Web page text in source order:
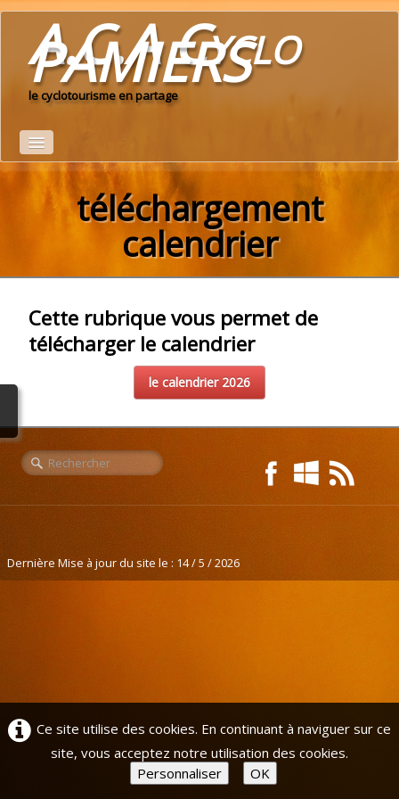
A.C.A Cyclo
PAMIERS
le cyclotourisme en partage
Accueil
Idées de parcours
Espace adhérents▼
Liens
L'Europe de Michel
téléchargement
calendrier
Cette rubrique vous permet de
télécharger le calendrier
le calendrier 2026
Dernière Mise à jour du site le : 14 / 5 / 2026
Ce site utilise des cookies. En continuant à naviguer sur ce
site, vous acceptez notre utilisation des cookies.
Personnaliser
OK